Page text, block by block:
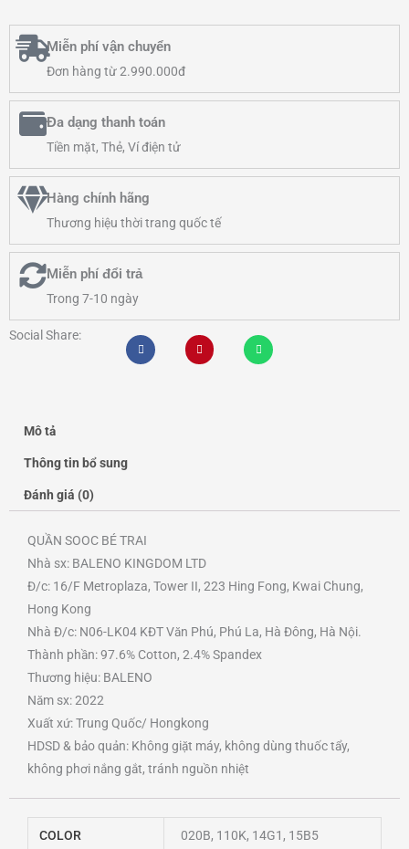
Miễn phí vận chuyển
Đơn hàng từ 2.990.000đ
Đa dạng thanh toán
Tiền mặt, Thẻ, Ví điện tử
Hàng chính hãng
Thương hiệu thời trang quốc tế
Miễn phí đổi trả
Trong 7-10 ngày
Social Share:
Mô tả
Thông tin bổ sung
Đánh giá (0)
QUẦN SOOC BÉ TRAI
Nhà sx: BALENO KINGDOM LTD
Đ/c: 16/F Metroplaza, Tower II, 223 Hing Fong, Kwai Chung,
Hong Kong
Nhà Đ/c: N06-LK04 KĐT Văn Phú, Phú La, Hà Đông, Hà Nội.
Thành phần: 97.6% Cotton, 2.4% Spandex
Thương hiệu: BALENO
Năm sx: 2022
Xuất xứ: Trung Quốc/ Hongkong
HDSD & bảo quản: Không giặt máy, không dùng thuốc tẩy,
không phơi nắng gắt, tránh nguồn nhiệt
COLOR 020B, 110K, 14G1, 15B5